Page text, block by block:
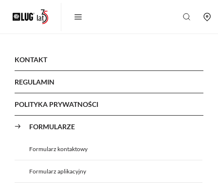
KONTAKT
REGULAMIN
POLITYKA PRYWATNOŚCI
FORMULARZE
Formularz kontaktowy
Formularz aplikacyjny